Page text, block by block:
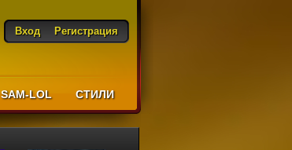
Вход Регистрация
SAM-LOL CТИЛИ